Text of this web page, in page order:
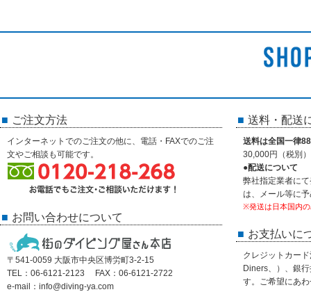
ご注文方法
インターネットでのご注文の他に、電話・FAXでのご注
文やご相談も可能です。
お問い合わせについて
〒541-0059 大阪市中央区博労町3-2-15
TEL：06-6121-2123 FAX：06-6121-2722
e-mail：info@diving-ya.com
送料・配送
送料は全国一律
30,000円（税別
●配送について
弊社指定業者に
は、メール等に
※発送は日本国内
お支払いに
クレジットカー
Diners、）、銀
す。ご希望にあ